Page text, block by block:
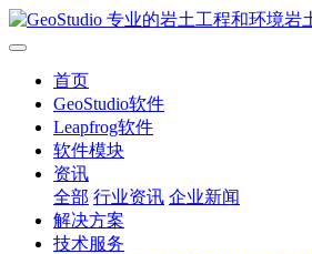
首页
GeoStudio软件
Leapfrog软件
软件模块
资讯
全部 行业资讯 企业新闻
解决方案
技术服务